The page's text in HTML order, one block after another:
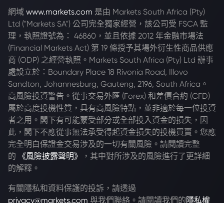
網域 www.markets.com 是由 Markets South Africa (Pty)
Ltd ("Markets SA") 公司完全獨家經營，該公司受 FSCA 監
理，執照證號為： 46860，並且依據 2012 年金融市場法
(Financial Markets Act) 第 19 條授予其場外衍生性商品供應
商 (ODP) 之經營執照。Markets South Africa (Pty) Ltd 辦事
處設立於：Boundary Place 18 Rivonia Road, Illovo
Sandton, Johannesburg, Gauteng, 2196, South Africa。
高風險投資警告。從事交易外匯 (Forex) 和差價合約 (CFD)
屬於高度投機性質，具有高風險特點，並非適於每一位投資
者之用。閣下有可能蒙受部分或全部投入資金的損失，因
此，閣下不應從事無法承受得起資金損失的投機買賣。您應
完全明白保證金交易涉及的一切有關風險。請閱讀完整
的
《風險披露聲明》
，其中對所涉及的風險進行了更詳細
的解釋。
有關隱私和資料保護的投訴，請透過
privacy@markets.com 與我們聯絡。請閱讀我們的 隱私權